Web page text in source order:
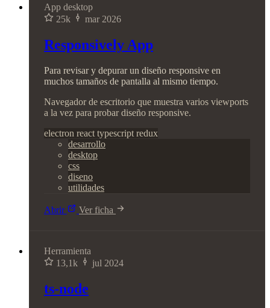
App desktop
25k
mar 2026
Responsively App
Para revisar y depurar un diseño responsive en
muchos tamaños de pantalla al mismo tiempo.
Navegador de escritorio que muestra varios viewports
a la vez para probar diseño responsive.
electron react typescript redux
desarrollo
desktop
css
diseno
utilidades
Abrir Ver ficha
Herramienta
13,1k
jul 2024
ts-node